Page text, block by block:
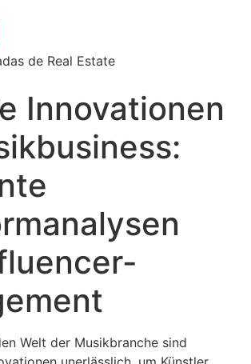
de Real Estate
Innovationen
Welt der Musikbranche sind